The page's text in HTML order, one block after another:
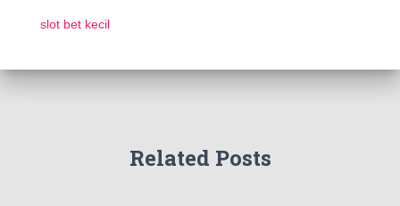
slot bet kecil
Related Posts